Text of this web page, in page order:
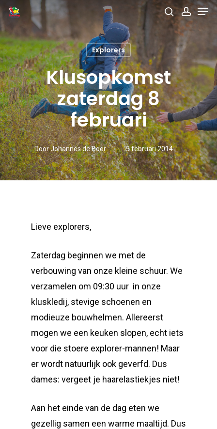
Skip
to
main
content
search
Explorers
Klusopkomst
zaterdag 8
februari
DoorJohannes de Boer 5 februari 2014
Lieve explorers,
Zaterdag beginnen we met de
verbouwing van onze kleine schuur. We
verzamelen om 09:30 uur in onze
kluskledij, stevige schoenen en
modieuze bouwhelmen. Allereerst
mogen we een keuken slopen, echt iets
voor die stoere explorer-mannen! Maar
er wordt natuurlijk ook geverfd. Dus
dames: vergeet je haarelastiekjes niet!
Aan het einde van de dag eten we
gezellig samen een warme maaltijd. Dus